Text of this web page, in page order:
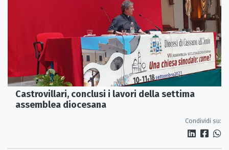
Castrovillari, conclusi i lavori della settima
assemblea diocesana
Condividi su: